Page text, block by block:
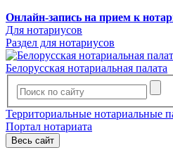
Онлайн-запись на прием к
Для нотариусов
Раздел для нотариусов
Белорусская нотариальная палата
Территориальные нотариальные
Портал нотариата
Весь сайт